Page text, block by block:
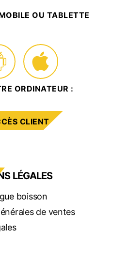
OU TABLETTE
ORDINATEUR :
CLIENT
LÉGALES
boisson
de ventes